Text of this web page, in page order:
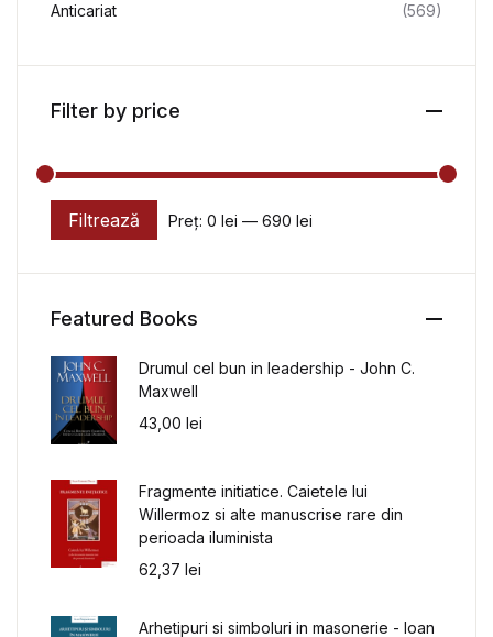
Anticariat (569)
Filter by price
Preț minim
Preț maxim
Filtrează Preț: 0 lei — 690 lei
Featured Books
Drumul cel bun in leadership - John C.
Maxwell
43,00 lei
Fragmente initiatice. Caietele lui
Willermoz si alte manuscrise rare din
perioada iluminista
62,37 lei
Arhetipuri si simboluri in masonerie - Ioan